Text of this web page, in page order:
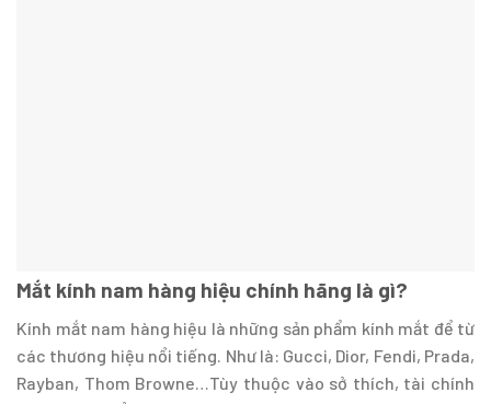
Mắt kính nam hàng hiệu chính hãng là gì?
Kính mắt nam hàng hiệu là những sản phẩm kính mắt để từ
các thương hiệu nổi tiếng. Như là: Gucci, Dior, Fendi, Prada,
Rayban, Thom Browne…Tùy thuộc vào sở thích, tài chính